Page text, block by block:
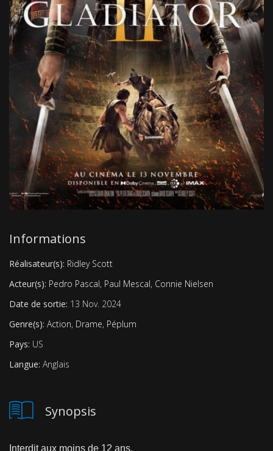
Informations
Réalisateur(s): Ridley Scott
Acteur(s): Pedro Pascal, Paul Mescal, Connie Nielsen
Date de sortie: 13 Nov. 2024
Genre(s): Action, Drame, Péplum
Pays: US
Langue: Anglais
Synopsis
Interdit aux moins de 12 ans.